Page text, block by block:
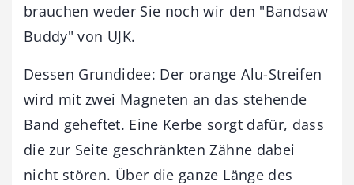
brauchen weder Sie noch wir den "Bandsaw
Buddy" von UJK.
Dessen Grundidee: Der orange Alu-Streifen
wird mit zwei Magneten an das stehende
Band geheftet. Eine Kerbe sorgt dafür, dass
die zur Seite geschränkten Zähne dabei
nicht stören. Über die ganze Länge des